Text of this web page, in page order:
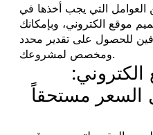
العوامل التي يجب أخذها في
موقع الكتروني، وبإمكانك
للحصول على تقدير محدد
ومخصص لمشروعك.
السعر مستحقاً